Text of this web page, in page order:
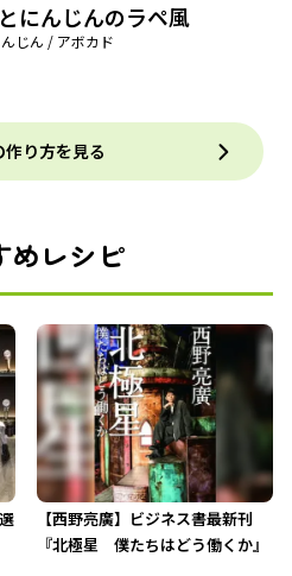
にんじんのラペ風
んじん / アボカド
作り方を見る
めレシピ
【西野亮廣】ビジネス書最新刊
『北極星 僕たちはどう働くか』